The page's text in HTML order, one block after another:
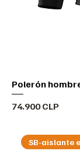
Polerón
Precio
74.900 CLP
SB-aislante